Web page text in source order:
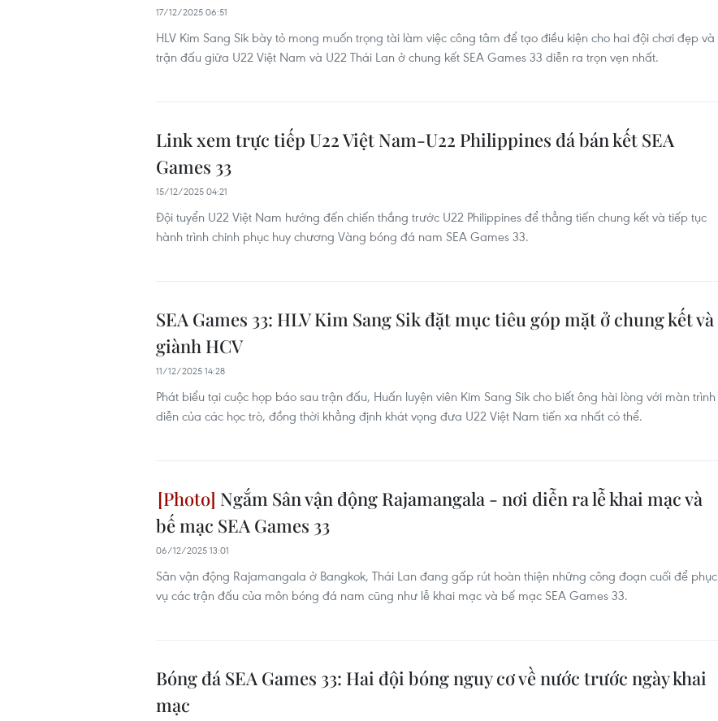
17/12/2025 06:51
HLV Kim Sang Sik bày tỏ mong muốn trọng tài làm việc công tâm để tạo điều kiện cho hai đội chơi đẹp và
trận đấu giữa U22 Việt Nam và U22 Thái Lan ở chung kết SEA Games 33 diễn ra trọn vẹn nhất.
Link xem trực tiếp U22 Việt Nam-U22 Philippines đá bán kết SEA
Games 33
15/12/2025 04:21
Đội tuyển U22 Việt Nam hướng đến chiến thắng trước U22 Philippines để thẳng tiến chung kết và tiếp tục
hành trình chinh phục huy chương Vàng bóng đá nam SEA Games 33.
SEA Games 33: HLV Kim Sang Sik đặt mục tiêu góp mặt ở chung kết và
giành HCV
11/12/2025 14:28
Phát biểu tại cuộc họp báo sau trận đấu, Huấn luyện viên Kim Sang Sik cho biết ông hài lòng với màn trình
diễn của các học trò, đồng thời khẳng định khát vọng đưa U22 Việt Nam tiến xa nhất có thể.
Ngắm Sân vận động Rajamangala - nơi diễn ra lễ khai mạc và
bế mạc SEA Games 33
06/12/2025 13:01
Sân vận động Rajamangala ở Bangkok, Thái Lan đang gấp rút hoàn thiện những công đoạn cuối để phục
vụ các trận đấu của môn bóng đá nam cũng như lễ khai mạc và bế mạc SEA Games 33.
Bóng đá SEA Games 33: Hai đội bóng nguy cơ về nước trước ngày khai
mạc